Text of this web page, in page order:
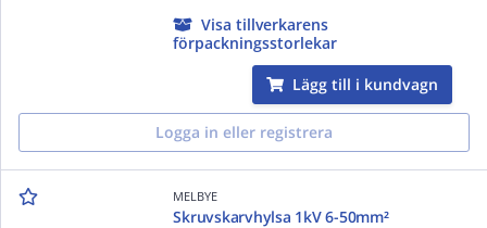
Visa tillverkarens
förpackningsstorlekar
Lägg till i kundvagn
Logga in eller registrera
MELBYE
Skruvskarvhylsa 1kV 6-50mm²